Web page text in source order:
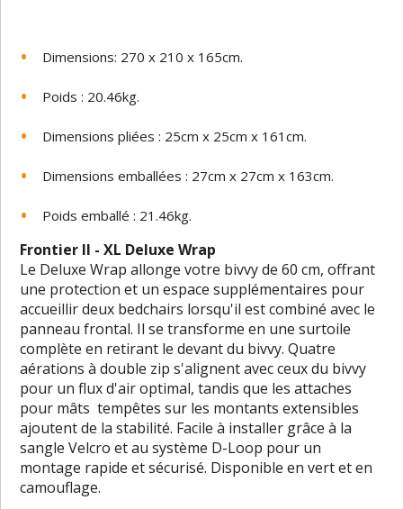
Dimensions: 270 x 210 x 165cm.
Poids : 20.46kg.
Dimensions pliées : 25cm x 25cm x 161cm.
Dimensions emballées : 27cm x 27cm x 163cm.
Poids emballé : 21.46kg.
Frontier II - XL Deluxe Wrap
Le Deluxe Wrap allonge votre bivvy de 60 cm, offrant
une protection et un espace supplémentaires pour
accueillir deux bedchairs lorsqu'il est combiné avec le
panneau frontal. Il se transforme en une surtoile
complète en retirant le devant du bivvy. Quatre
aérations à double zip s'alignent avec ceux du bivvy
pour un flux d'air optimal, tandis que les attaches
pour mâts tempêtes sur les montants extensibles
ajoutent de la stabilité. Facile à installer grâce à la
sangle Velcro et au système D-Loop pour un
montage rapide et sécurisé. Disponible en vert et en
camouflage.